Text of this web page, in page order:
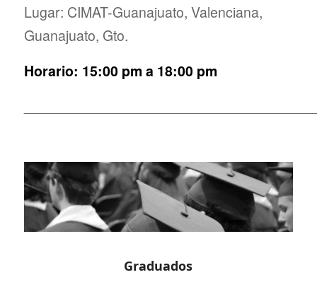
Lugar: CIMAT-Guanajuato, Valenciana,
Guanajuato, Gto.
Horario: 15:00 pm a 18:00 pm
Graduados